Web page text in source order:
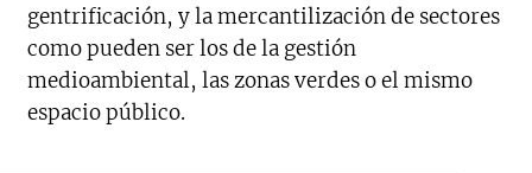
gentrificación, y la mercantilización de sectores
como pueden ser los de la gestión
medioambiental, las zonas verdes o el mismo
espacio público.